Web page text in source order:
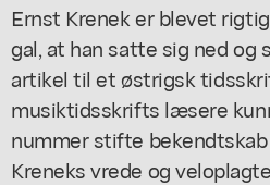
Ernst Krenek er blevet
gal, at han satte sig ned
artikel til et østrigsk
musiktidsskrifts læsere
nummer stifte
Kreneks vrede og